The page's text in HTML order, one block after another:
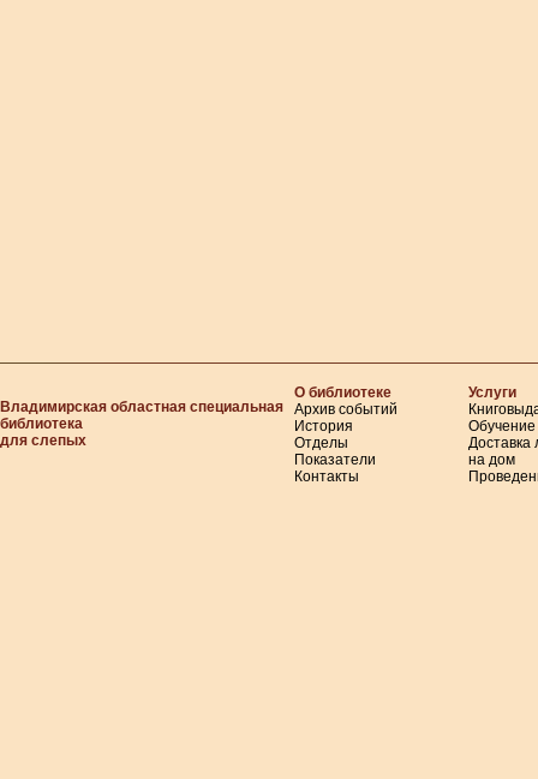
Владимирская областная специальная
библиотека
для слепых
О библиотеке
Архив событий
История
Отделы
Показатели
Контакты
Услуги
Обучение
Доставка
на дом